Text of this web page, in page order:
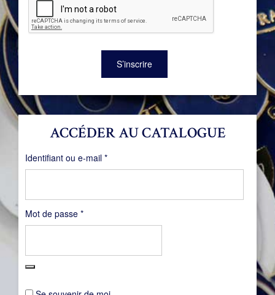
ACCÉDER AU CATALOGUE
Identifiant ou e-mail *Obligatoire
Mot de passe *Obligatoire
S’inscrire